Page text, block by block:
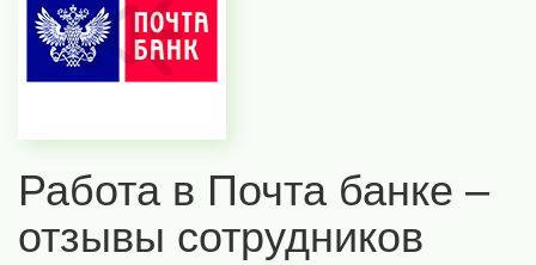
Работа в Почта банке –
отзывы сотрудников